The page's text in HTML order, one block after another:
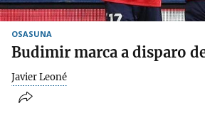
OSASUNA
Budimir marca a disparo
Javier Leoné